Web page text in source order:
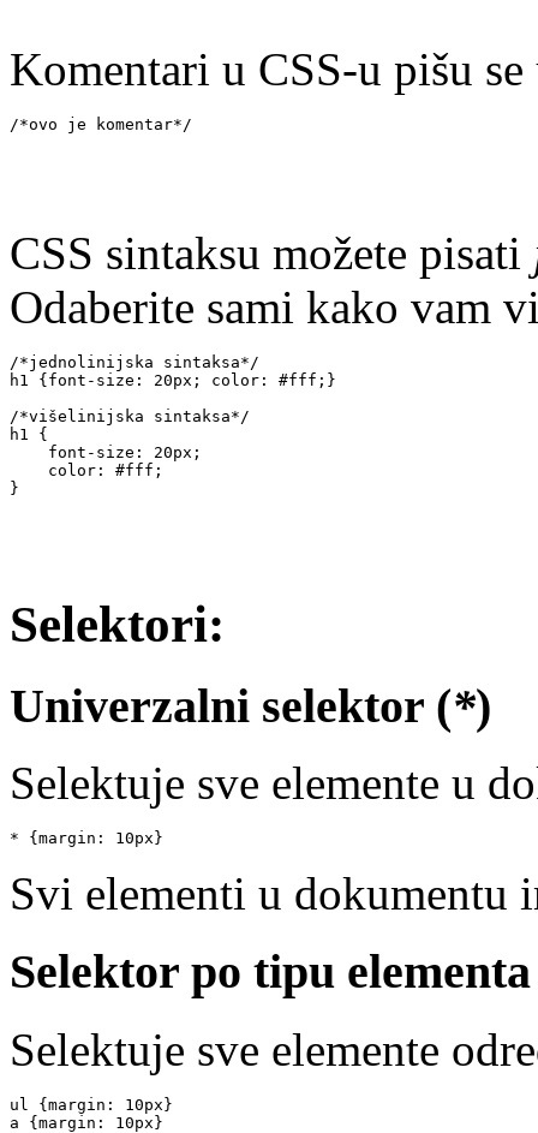
Komentari u CSS-u pišu
/*ovo je komentar*/
CSS sintaksu možete pisati
Odaberite sami kako vam
/*jednolinijska sintaksa*/
h1 {font-size: 20px; color: #fff;}
/*višelinijska sintaksa*/
h1 {
    font-size: 20px;
    color: #fff;
}
Selektori:
Univerzalni selektor (*)
Selektuje sve elemente u
* {margin: 10px}
Svi elementi u dokumentu
Selektor po tipu elementa
Selektuje sve elemente
ul {margin: 10px}
a {margin: 10px}